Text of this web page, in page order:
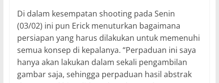
Di dalam kesempatan shooting pada Senin
(03/02) ini pun Erick menuturkan bagaimana
persiapan yang harus dilakukan untuk memenuhi
semua konsep di kepalanya. “Perpaduan ini saya
hanya akan lakukan dalam sekali pengambilan
gambar saja, sehingga perpaduan hasil abstrak